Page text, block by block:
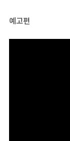
예고편